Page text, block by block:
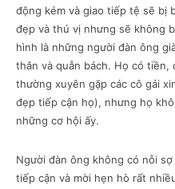
động kém và giao tiếp tệ sẽ bị
đẹp và thú vị nhưng sẽ không
hình là những người đàn ông
thân và quẫn bách. Họ có tiền,
thường xuyên gặp các cô gái
đẹp tiếp cận họ), nhưng họ
những cơ hội ấy.
Người đàn ông không có nỗi
tiếp cận và mời hẹn hò rất